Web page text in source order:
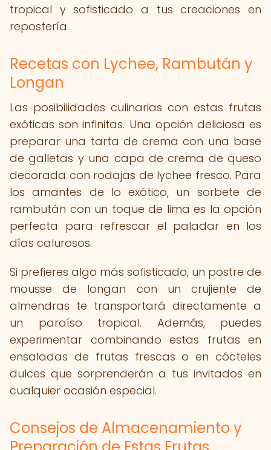
tropical y sofisticado a tus creaciones en
repostería.
Recetas con Lychee, Rambután y
Longan
Las posibilidades culinarias con estas frutas
exóticas son infinitas. Una opción deliciosa es
preparar una tarta de crema con una base
de galletas y una capa de crema de queso
decorada con rodajas de lychee fresco. Para
los amantes de lo exótico, un sorbete de
rambután con un toque de lima es la opción
perfecta para refrescar el paladar en los
días calurosos.
Si prefieres algo más sofisticado, un postre de
mousse de longan con un crujiente de
almendras te transportará directamente a
un paraíso tropical. Además, puedes
experimentar combinando estas frutas en
ensaladas de frutas frescas o en cócteles
dulces que sorprenderán a tus invitados en
cualquier ocasión especial.
Consejos de Almacenamiento y